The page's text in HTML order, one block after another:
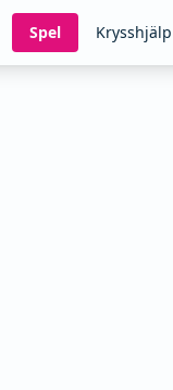
Spel Krysshjälp